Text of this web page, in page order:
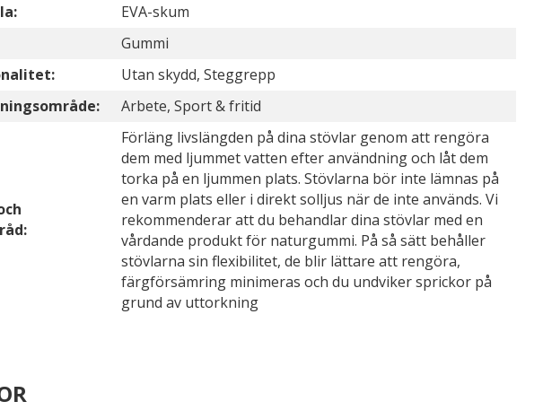
EVA-skum
Gummi
Utan skydd, Steggrepp
Arbete, Sport & fritid
Förläng livslängden på dina stövlar genom att rengöra
dem med ljummet vatten efter användning och låt dem
torka på en ljummen plats. Stövlarna bör inte lämnas på
en varm plats eller i direkt solljus när de inte används. Vi
rekommenderar att du behandlar dina stövlar med en
vårdande produkt för naturgummi. På så sätt behåller
stövlarna sin flexibilitet, de blir lättare att rengöra,
färgförsämring minimeras och du undviker sprickor på
grund av uttorkning